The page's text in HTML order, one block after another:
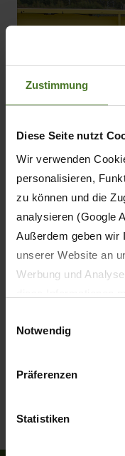
Zustimmung
Diese Seite nutzt
Wir verwenden
personalisieren,
zu können und die
analysieren (Google
Außerdem geben wir
unserer Website an
Werbung und
sie im Rahmen Ihrer
Wir setzen im
in Drittländern
behördlichen
Notwendig
Präferenzen
Statistiken